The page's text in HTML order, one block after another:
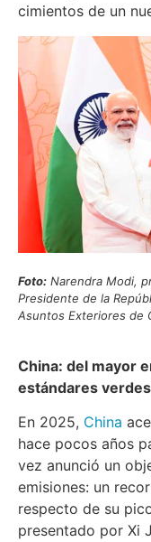
cimientos de un
Foto: Narendra Modi,
Presidente de la
Asuntos Exteriores de
China: del mayor
estándares verdes
En 2025, China
hace pocos años
vez anunció un
emisiones: un
respecto de su
presentado por Xi